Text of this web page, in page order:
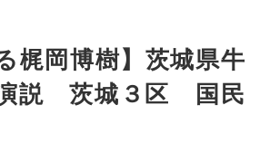
梶岡博樹】茨城県牛
説 茨城３区 国民